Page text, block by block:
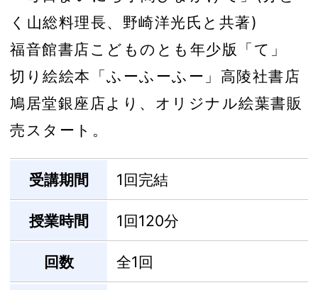
く山総料理長、野崎洋光氏と共著)
福音館書店こどものとも年少版「て」
切り絵絵本「ふーふーふー」高陵社書店
鳩居堂銀座店より、オリジナル絵葉書販
売スタート。
受講期間 1回完結
授業時間 1回120分
回数 全1回